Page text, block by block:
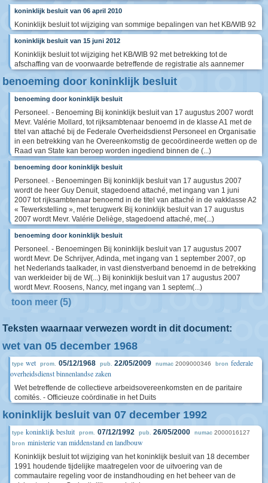
koninklijk besluit van 06 april 2010
Koninklijk besluit tot wijziging van sommige bepalingen van het KB/WIB 92
koninklijk besluit van 15 juni 2012
Koninklijk besluit tot wijziging het KB/WIB 92 met betrekking tot de
afschaffing van de voorwaarde betreffende de registratie als aannemer
benoeming door koninklijk besluit
benoeming door koninklijk besluit
Personeel. - Benoeming Bij koninklijk besluit van 17 augustus 2007 wordt
Mevr. Valérie Mollard, tot rijksambtenaar benoemd in de klasse A1 met de
titel van attaché bij de Federale Overheidsdienst Personeel en Organisatie
in een betrekking van he Overeenkomstig de gecoördineerde wetten op de
Raad van State kan beroep worden ingediend binnen de (...)
benoeming door koninklijk besluit
Personeel. - Benoemingen Bij koninklijk besluit van 17 augustus 2007
wordt de heer Guy Denuit, stagedoend attaché, met ingang van 1 juni
2007 tot rijksambtenaar benoemd in de titel van attaché in de vakklasse A2
« Tewerkstelling », met terugwerk Bij koninklijk besluit van 17 augustus
2007 wordt Mevr. Valérie Deliège, stagedoend attaché, me(...)
benoeming door koninklijk besluit
Personeel. - Benoemingen Bij koninklijk besluit van 17 augustus 2007
wordt Mevr. De Schrijver, Adinda, met ingang van 1 september 2007, op
het Nederlands taalkader, in vast dienstverband benoemd in de betrekking
van werkleider bij de W(...) Bij koninklijk besluit van 17 augustus 2007
wordt Mevr. Roosens, Nancy, met ingang van 1 septem(...)
toon meer (5)
Teksten waarnaar verwezen wordt in dit document:
wet van 05 december 1968
type wet prom. 05/12/1968 pub. 22/05/2009 numac 2009000346 bron federale
overheidsdienst binnenlandse zaken
Wet betreffende de collectieve arbeidsovereenkomsten en de paritaire
comités. - Officieuze coördinatie in het Duits
koninklijk besluit van 07 december 1992
type koninklijk besluit prom. 07/12/1992 pub. 26/05/2000 numac 2000016127
bron ministerie van middenstand en landbouw
Koninklijk besluit tot wijziging van het koninklijk besluit van 18 december
1991 houdende tijdelijke maatregelen voor de uitvoering van de
commautaire regeling voor de instandhouding en het beheer van de